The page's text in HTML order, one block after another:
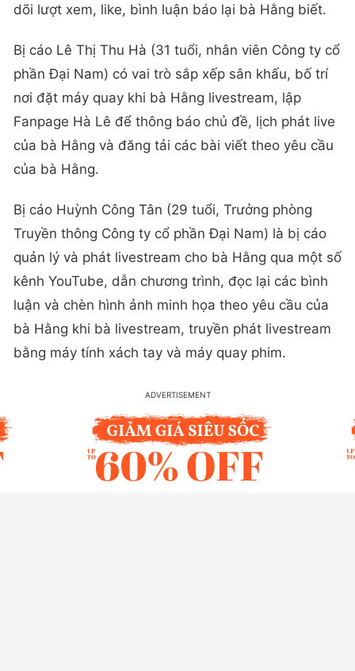
dõi lượt xem, like, bình luận báo lại bà Hằng biết.
Bị cáo Lê Thị Thu Hà (31 tuổi, nhân viên Công ty cổ
phần Đại Nam) có vai trò sắp xếp sân khấu, bố trí
nơi đặt máy quay khi bà Hằng livestream, lập
Fanpage Hà Lê để thông báo chủ đề, lịch phát live
của bà Hằng và đăng tải các bài viết theo yêu cầu
của bà Hằng.
Bị cáo Huỳnh Công Tân (29 tuổi, Trưởng phòng
Truyền thông Công ty cổ phần Đại Nam) là bị cáo
quản lý và phát livestream cho bà Hằng qua một số
kênh YouTube, dẫn chương trình, đọc lại các bình
luận và chèn hình ảnh minh họa theo yêu cầu của
bà Hằng khi bà livestream, truyền phát livestream
bằng máy tính xách tay và máy quay phim.